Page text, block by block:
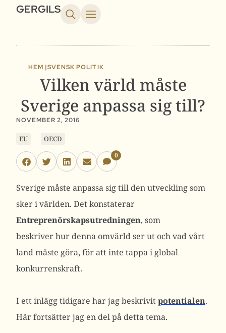
GERGILS
HEM |SVENSK POLITIK
Vilken värld måste
Sverige anpassa sig till?
NOVEMBER 2, 2016
EU OECD
0
Sverige måste anpassa sig till den utveckling som
sker i världen. Det konstaterar
Entreprenörskapsutredningen, som
beskriver hur denna omvärld ser ut och vad vårt
land måste göra, för att inte tappa i global
konkurrenskraft.
I ett inlägg tidigare har jag beskrivitpotentialen.
Här fortsätter jag en del på detta tema.